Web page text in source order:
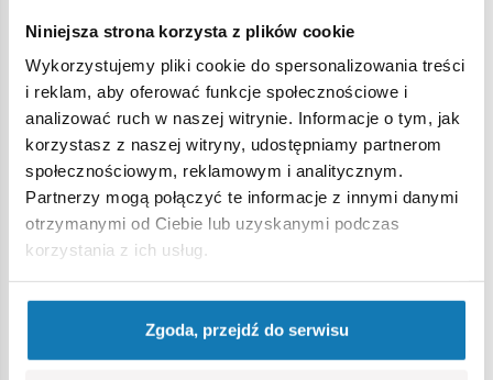
Niniejsza strona korzysta z plików cookie
Wykorzystujemy pliki cookie do spersonalizowania treści
i reklam, aby oferować funkcje społecznościowe i
analizować ruch w naszej witrynie. Informacje o tym, jak
korzystasz z naszej witryny, udostępniamy partnerom
społecznościowym, reklamowym i analitycznym.
Partnerzy mogą połączyć te informacje z innymi danymi
otrzymanymi od Ciebie lub uzyskanymi podczas
korzystania z ich usług.
Zgoda, przejdź do serwisu
Z World of Tanks można zbudować najgroźniejsze czołgi II
Wojny Światowej. Kolekcja składa się aż z 16 czołgów
brytyjskich, amerykańskich, francuskich, rosyjskich. Czołgi
dostępne są w dwóch wersjach: regularnej i nano. Te
pierwsze buduje się z kilkuset elementów, serie nano
składają się z kilkudziesięciu elementów.
Seria World of Tanks łączy online z offlinem. Do każdego
zestawu dołączone są dwa kody: bonusowy i
zaproszeniowy. Wielbiciele gry otrzymują 4 rodzaje
bonusów do wykorzystania online, natomiast nowi gracze
Premium Light Tank, garage spot).